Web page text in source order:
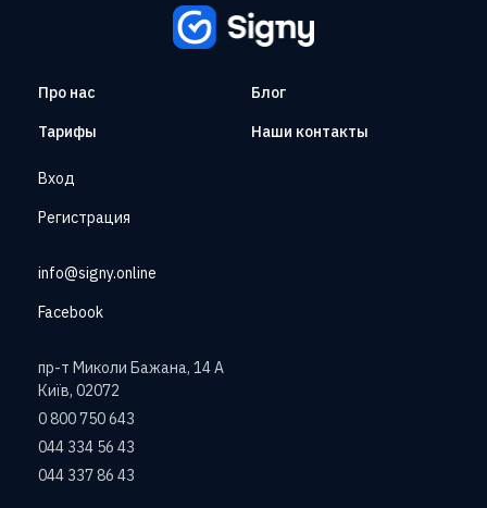
Про нас
Тарифы
Блог
Наши контакты
Вход
Регистрация
info@signy.online
Facebook
пр-т Миколи Бажана, 14 А
Київ, 02072
0 800 750 643
044 334 56 43
044 337 86 43